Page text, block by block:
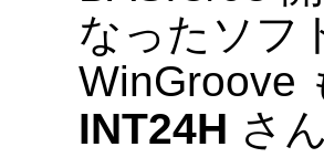
なったソフ
WinGroove
INT24H さ